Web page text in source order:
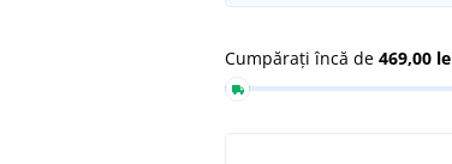
Cumpărați încă de 469,00